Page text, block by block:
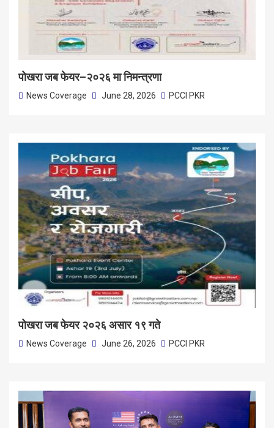
पोखरा जब फेयर–२०२६ मा निमन्त्रणा
News Coverage June 28, 2026 PCCI PKR
पोखरा जब फेयर २०२६ असार १९ गते
News Coverage June 26, 2026 PCCI PKR